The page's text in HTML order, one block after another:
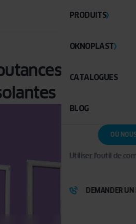
PRODUITS
OKNOPLAST
CATALOGUES
BLOG
OÙ
Utiliser l'outil de
DEMANDER UN
: PVC,